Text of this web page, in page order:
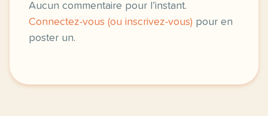
Aucun commentaire pour l’instant.
Connectez-vous (ou inscrivez-vous) pour en
poster un.